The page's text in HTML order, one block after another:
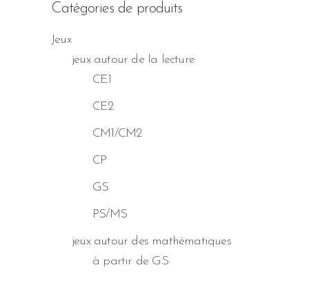
Catégories de produits
Jeux
jeux autour de la lecture
CE1
CE2
CM1/CM2
CP
GS
PS/MS
jeux autour des mathématiques
à partir de GS